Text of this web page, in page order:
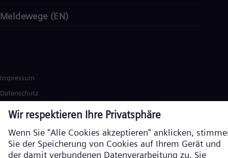
Meldewege (EN)
Impressum
Datenschutz
Cookie Richtlinien
Nutzungsbedingungen
Verschlüsselte Kommunikation